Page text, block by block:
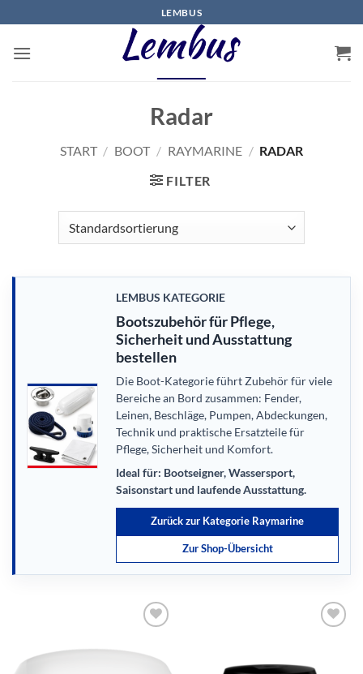
Inhalt
springen
LEMBUS
Radar
START / BOOT / RAYMARINE / RADAR
FILTER
LEMBUS KATEGORIE
Bootszubehör für Pflege,
Sicherheit und Ausstattung
bestellen
Die Boot-Kategorie führt Zubehör für viele
Bereiche an Bord zusammen: Fender,
Leinen, Beschläge, Pumpen, Abdeckungen,
Technik und praktische Ersatzteile für
Pflege, Sicherheit und Komfort.
Ideal für: Bootseigner, Wassersport,
Saisonstart und laufende Ausstattung.
Zurück zur Kategorie Raymarine
Zur Shop-Übersicht